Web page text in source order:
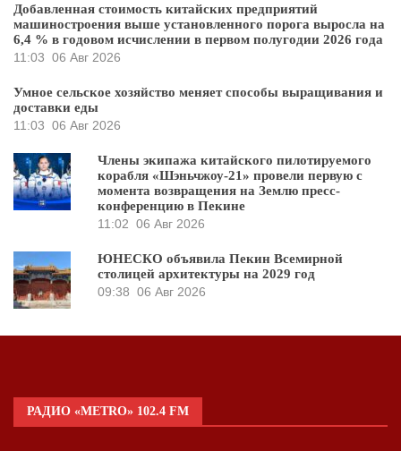
Добавленная стоимость китайских предприятий
машиностроения выше установленного порога выросла на
6,4 % в годовом исчислении в первом полугодии 2026 года
11:03 06 Авг 2026
Умное сельское хозяйство меняет способы выращивания и
доставки еды
11:03 06 Авг 2026
Члены экипажа китайского пилотируемого
корабля «Шэньчжоу-21» провели первую с
момента возвращения на Землю пресс-
конференцию в Пекине
11:02 06 Авг 2026
ЮНЕСКО объявила Пекин Всемирной
столицей архитектуры на 2029 год
09:38 06 Авг 2026
РАДИО «METRO» 102.4 FM